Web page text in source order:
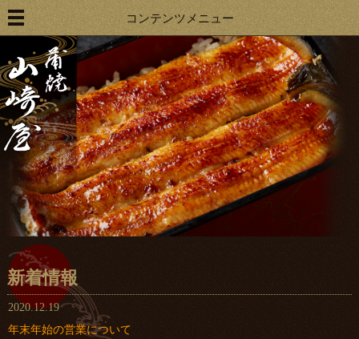
コンテンツメニュー
新着情報
2020.12.19
年末年始の営業について